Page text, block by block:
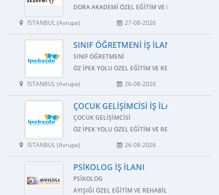
DORA AKADEMI ÖZEL EĞITIM VE REHABILITASYON
İSTANBUL (Avrupa)
27-08-2026
SINIF ÖĞRETMENI İŞ İLANI
SINIF ÖĞRETMENI
ÖZ İPEK YOLU ÖZEL EĞITIM VE REHABILITASYON
İSTANBUL (Avrupa)
26-08-2026
ÇOCUK GELIŞIMCISI İŞ İLANI
ÇOCUK GELIŞIMCISI
ÖZ İPEK YOLU ÖZEL EĞITIM VE REHABILITASYON
İSTANBUL (Avrupa)
26-08-2026
PSIKOLOG İŞ İLANI
PSIKOLOG
AYIŞIĞI ÖZEL EĞITIM VE REHABILITASYON MERKEZI